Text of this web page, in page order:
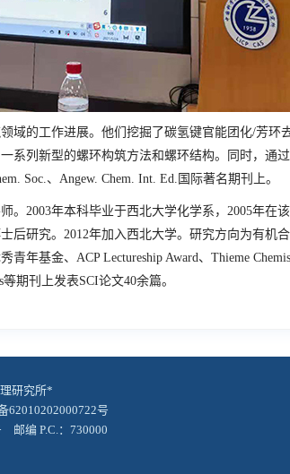
的工作进展。他们挖掘了碳氢键官能团化/芳环
系列新型的螺环构筑方法和螺环结构。同时，通
Soc.、Angew. Chem. Int. Ed.国际著名期刊上。
2003年本科毕业于西北大学化学系，2005年在
后研究。2012年加入西北大学。研究方向为有机
青年基金、 ACP Lectureship Award、Thieme
等期刊上发表SCI论文40余篇。
研究所*
62010202000722号
邮编 P.C.：730000